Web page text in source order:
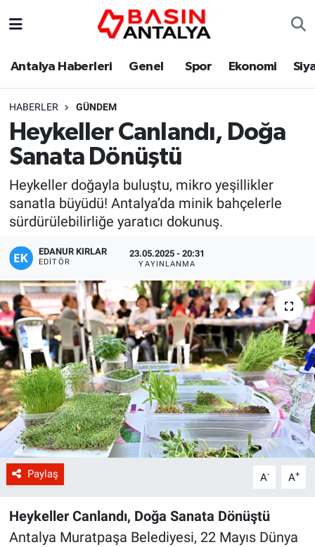
Antalya Haberleri Genel Spor Ekonomi
HABERLER GÜNDEM
Heykeller Canlandı, Doğa
Sanata Dönüştü
Heykeller doğayla buluştu, mikro yeşillikler
sanatla büyüdü! Antalya’da minik bahçelerle
sürdürülebilirliğe yaratıcı dokunuş.
EDANUR KIRLAR
EDITÖR
23.05.2025 - 20:31
YAYINLANMA
Paylaş A- A+
Heykeller Canlandı, Doğa Sanata Dönüştü
Antalya Muratpaşa Belediyesi, 22 Mayıs Dünya